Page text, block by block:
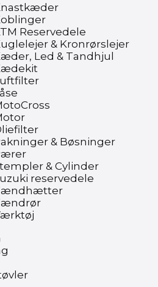
Reservedele
& Kronrørslejer
Led & Tandhjul
& Bøsninger
& Cylinder
reservedele